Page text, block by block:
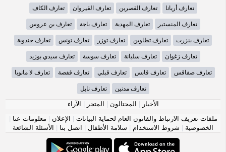
تعارف أريانا تعارف القصرين تعارف القيروان تعارف الكاف
تعارف المنستير تعارف المهدية تعارف باجة تعارف بن عروس
تعارف بنزرت تعارف تطاوين تعارف توزر تعارف تونس تعارف جندوبة
تعارف زغوان تعارف سليانة تعارف سوسة تعارف سيدي بوزيد
تعارف صفاقس تعارف قابس تعارف قبلي تعارف قفصة تعارف لا مانوبا
تعارف مدنين تعارف نابل
الأخبار | المحتالون | المتجر | الآراء
ملفات تعريف الارتباط والقانون العام لحماية البيانات | الإعلان | معلومات عنا |
الخصوصية | شروط الاستخدام | سلامة الأطفال | اتصل بنا | الأسئلة الشائعة